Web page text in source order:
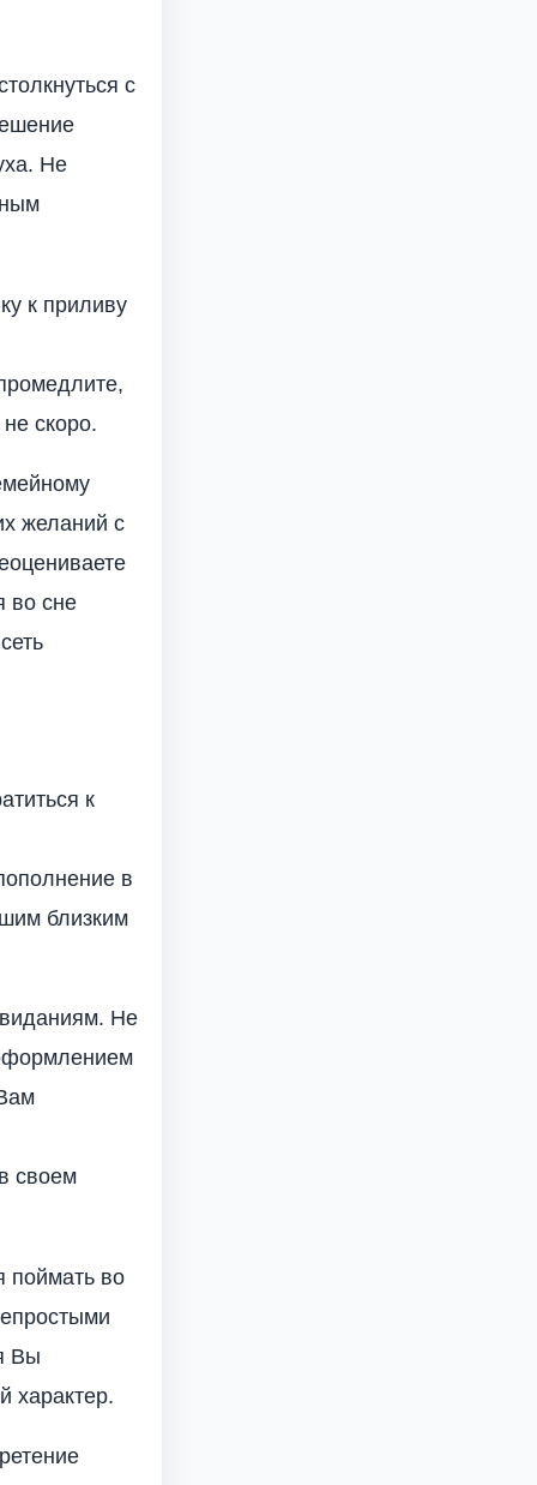
с
Не
к приливу
скоро.
желаний с
во сне
к
в
близким
Не
своем
поймать во
Вы
характер.